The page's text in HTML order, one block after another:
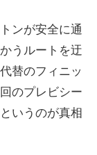
ンが安全に通
うルートを迂
替のフィニッ
のプレビシー
いうのが真相